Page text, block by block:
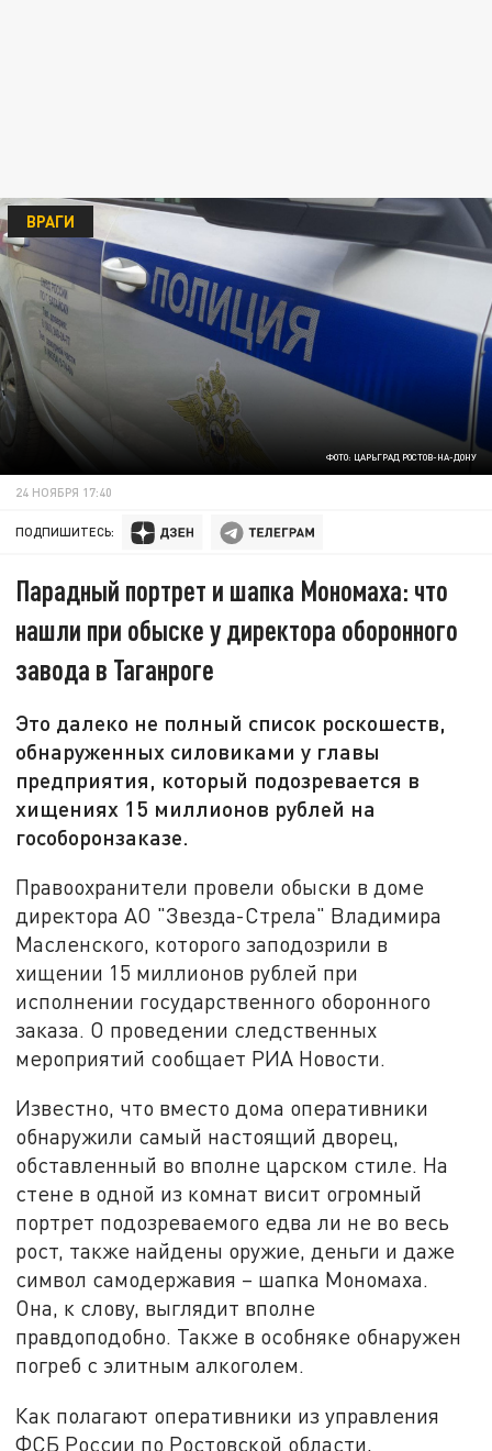
ФОТО: ЦАРЬГРАД РОСТОВ-НА-ДОНУ
ВРАГИ
24 НОЯБРЯ 17:40
ПОДПИШИТЕСЬ:
Парадный портрет и шапка Мономаха: что
нашли при обыске у директора оборонного
завода в Таганроге
Это далеко не полный список роскошеств,
обнаруженных силовиками у главы
предприятия, который подозревается в
хищениях 15 миллионов рублей на
гособоронзаказе.
Правоохранители провели обыски в доме
директора АО "Звезда-Стрела" Владимира
Масленского, которого заподозрили в
хищении 15 миллионов рублей при
исполнении государственного оборонного
заказа. О проведении следственных
мероприятий сообщает РИА Новости.
Известно, что вместо дома оперативники
обнаружили самый настоящий дворец,
обставленный во вполне царском стиле. На
стене в одной из комнат висит огромный
портрет подозреваемого едва ли не во весь
рост, также найдены оружие, деньги и даже
символ самодержавия – шапка Мономаха.
Она, к слову, выглядит вполне
правдоподобно. Также в особняке обнаружен
погреб с элитным алкоголем.
Как полагают оперативники из управления
ФСБ России по Ростовской области,